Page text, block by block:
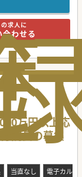
の求人に
合わせる
万円以上応
院長の募集
当直なし 電子カルテ